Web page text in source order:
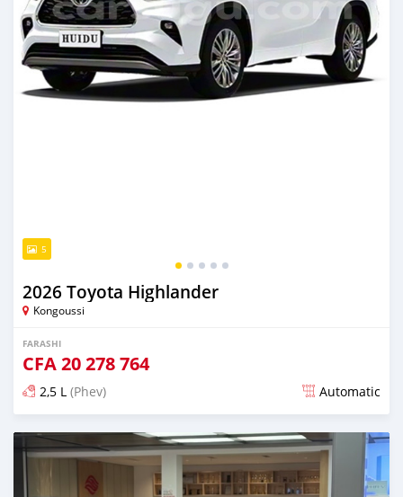
5
2026 Toyota Highlander
Kongoussi
FARASHI
CFA20 278 764
2,5 L (Phev) Automatic
An sanya wannan 5 watanni da ya gabata